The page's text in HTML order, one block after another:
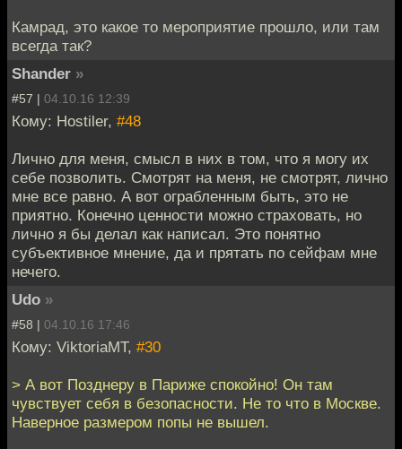
Камрад, это какое то мероприятие прошло, или там
всегда так?
Shander »
#57 | 04.10.16 12:39
Кому: Hostiler, #48
Лично для меня, смысл в них в том, что я могу их
себе позволить. Смотрят на меня, не смотрят, лично
мне все равно. А вот ограбленным быть, это не
приятно. Конечно ценности можно страховать, но
лично я бы делал как написал. Это понятно
субъективное мнение, да и прятать по сейфам мне
нечего.
Udo »
#58 | 04.10.16 17:46
Кому: ViktoriaMT, #30
> А вот Позднеру в Париже спокойно! Он там
чувствует себя в безопасности. Не то что в Москве.
Наверное размером попы не вышел.